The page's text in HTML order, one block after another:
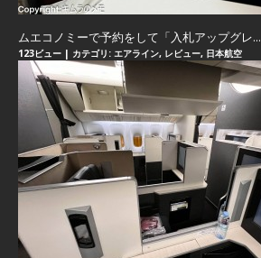
ムエコノミーで予約をして「入札アップグレ...
123ビュー | カテゴリ: エアライン, レビュー, 日本航空